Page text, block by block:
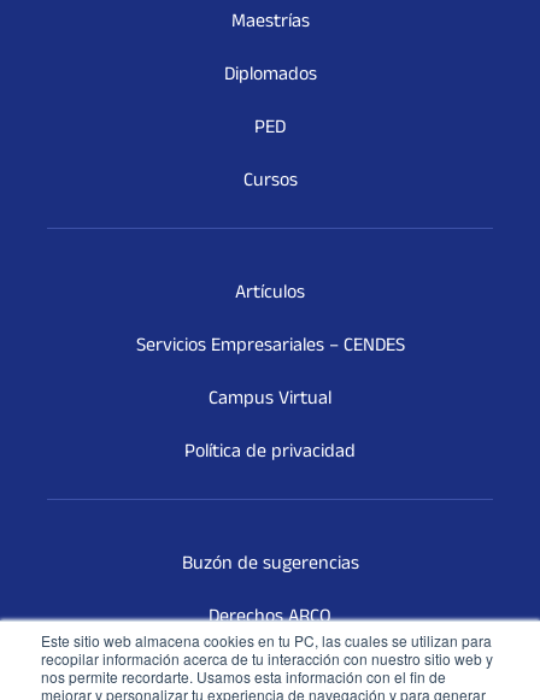
Este sitio web almacena cookies en tu PC, las cuales se utilizan para
recopilar información acerca de tu interacción con nuestro sitio web y
nos permite recordarte. Usamos esta información con el fin de
mejorar y personalizar tu experiencia de navegación y para generar
Maestrías
Diplomados
PED
Cursos
Artículos
Servicios Empresariales – CENDES
Campus Virtual
Política de privacidad
Buzón de sugerencias
Derechos ARCO
Terceros Vinculados